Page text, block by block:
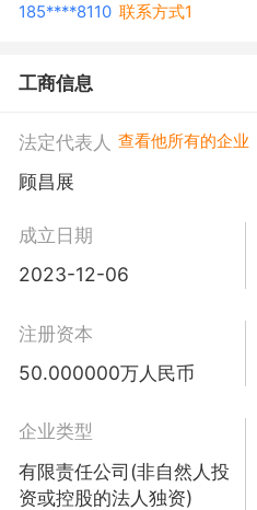
185****8110 联系方式1
工商信息
法定代表人 查看他所有的企业
顾昌展
成立日期
2023-12-06
注册资本
50.000000万人民币
企业类型
有限责任公司(非自然人投
资或控股的法人独资)